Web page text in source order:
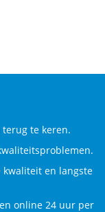
te keren.
kwaliteit en langste
online 24 uur per